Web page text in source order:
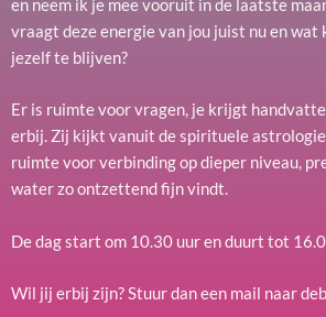
en neem ik je mee vooruit in de laatste
vraagt deze energie van jou juist nu en wat
jezelf te blijven?
Er is ruimte voor vragen, je krijgt
erbij. Zij kijkt vanuit de spirituele astrologie
ruimte voor verbinding op dieper niveau,
water zo ontzettend fijn vindt.
De dag start om 10.30 uur en duurt tot
Wil jij erbij zijn? Stuur dan een mail naar